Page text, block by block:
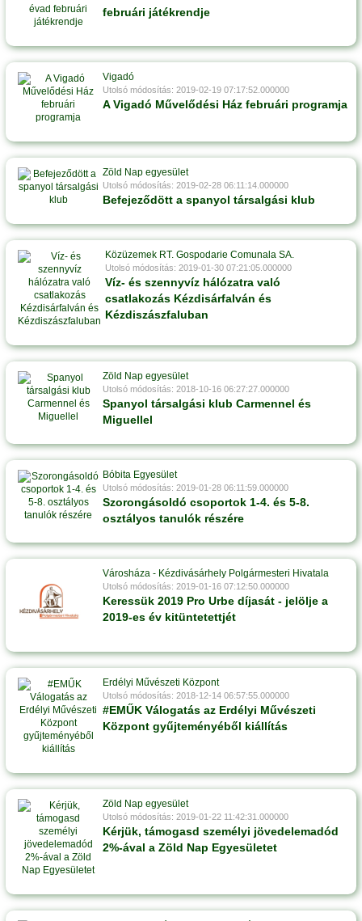
februári játékrendje
Vigadó
Utolsó módosítás: 2019-02-19 07:17:52.000000
A Vigadó Művelődési Ház februári programja
Zöld Nap egyesület
Utolsó módosítás: 2019-02-28 06:11:14.000000
Befejeződött a spanyol társalgási klub
Közüzemek RT. Gospodarie Comunala SA.
Utolsó módosítás: 2019-01-30 07:21:05.000000
Víz- és szennyvíz hálózatra való
csatlakozás Kézdisárfalván és
Kézdiszászfaluban
Zöld Nap egyesület
Utolsó módosítás: 2018-10-16 06:27:27.000000
Spanyol társalgási klub Carmennel és
Miguellel
Bóbita Egyesület
Utolsó módosítás: 2019-01-28 06:11:59.000000
Szorongásoldó csoportok 1-4. és 5-8.
osztályos tanulók részére
Városháza - Kézdivásárhely Polgármesteri Hivatala
Utolsó módosítás: 2019-01-16 07:12:50.000000
Keressük 2019 Pro Urbe díjasát - jelölje a
2019-es év kitüntetettjét
Erdélyi Művészeti Központ
Utolsó módosítás: 2018-12-14 06:57:55.000000
#EMŰK Válogatás az Erdélyi Művészeti
Központ gyűjteményéből kiállítás
Zöld Nap egyesület
Utolsó módosítás: 2019-01-22 11:42:31.000000
Kérjük, támogasd személyi jövedelemadód
2%-ával a Zöld Nap Egyesületet